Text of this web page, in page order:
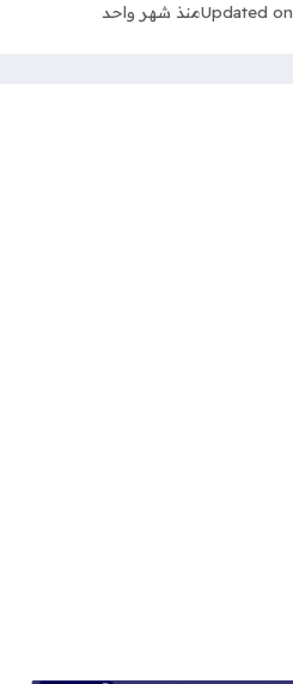
Updated onمنذ شهر واحد